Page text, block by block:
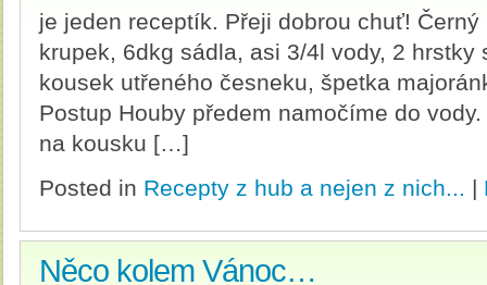
je jeden receptík. Přeji dobrou chuť!
krupek, 6dkg sádla, asi 3/4l vody, 2
kousek utřeného česneku, špetka
Postup Houby předem namočíme do
na kousku […]
Posted in Recepty z hub a nejen z nich... |
Něco kolem Vánoc…